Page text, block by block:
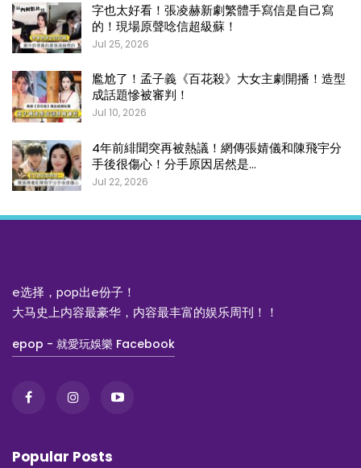
字也太好看！張凌赫新劇繁體手寫信是自己寫
的！現場原聲唸信超級蘇！
Jul 25, 2026
尷尬了！孟子義《百花殺》大女主劇開播！造型
成話題慘被審判！
Jul 10, 2026
4年前緋聞突再被熱議！網傳張婧儀和陳飛宇分
手後很傷心！分手原因居然是…
Jul 22, 2026
e选择，pop出e份子！
大马史上内容最豪华，内容最丰富的娱乐周刊！！
epop - 就愛玩娛樂 Facebook
Popular Posts